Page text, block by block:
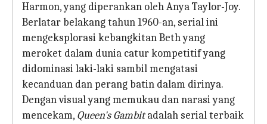
Harmon, yang diperankan oleh Anya Taylor-Joy.
Berlatar belakang tahun 1960-an, serial ini
mengeksplorasi kebangkitan Beth yang
meroket dalam dunia catur kompetitif yang
didominasi laki-laki sambil mengatasi
kecanduan dan perang batin dalam dirinya.
Dengan visual yang memukau dan narasi yang
mencekam, Queen's Gambitadalah serial terbaik